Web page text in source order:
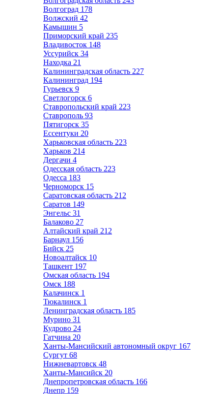
Волгоград 178
Волжский 42
Камышин 5
Приморский край 235
Владивосток 148
Уссурийск 34
Находка 21
Калининградская область 227
Калининград 194
Гурьевск 9
Светлогорск 6
Ставропольский край 223
Ставрополь 93
Пятигорск 35
Ессентуки 20
Харьковская область 223
Харьков 214
Дергачи 4
Одесская область 223
Одесса 183
Черноморск 15
Саратовская область 212
Саратов 149
Энгельс 31
Балаково 27
Алтайский край 212
Барнаул 156
Бийск 25
Новоалтайск 10
Ташкент 197
Омская область 194
Омск 188
Калачинск 1
Тюкалинск 1
Ленинградская область 185
Мурино 31
Кудрово 24
Гатчина 20
Ханты-Мансийский автономный округ 167
Сургут 68
Нижневартовск 48
Ханты-Мансийск 20
Днепропетровская область 166
Днепр 159